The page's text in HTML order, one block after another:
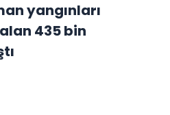
yangınları
435 bin